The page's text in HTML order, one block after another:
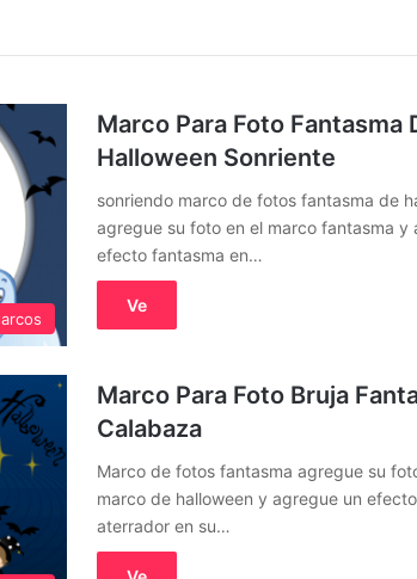
Marco Para Foto Fantasma
Halloween Sonriente
sonriendo marco de fotos fantasma de
agregue su foto en el marco fantasma y
efecto fantasma en…
Ve
Marco Para Foto Bruja
Calabaza
Marco de fotos fantasma agregue su
marco de halloween y agregue un
aterrador en su…